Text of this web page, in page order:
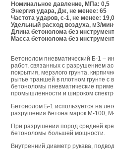
Номинальное давление, МПа: 0,5
Энергия удара, Дж, не менее: 65
Частота ударов, с-1, не менее: 19,0
Удельный расход воздуха, м3/
Длина бетонолома без
Масса бетонолома без
Бетонолом пневматический Б-1 –
работ, связанных с разрушением
покрытия, мерзлого грунта,
рытье траншей в плотном грунте с
бетоноломы пневматические
промышленности и широком
Бетонолом Б-1 используется на
разрушения бетона марок М-100,
При разрушении пород средней
бетоноломы большей мощности.
Внутренний диаметр рукава,